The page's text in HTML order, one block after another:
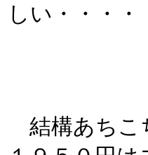
しい・・・・
結構あちこ